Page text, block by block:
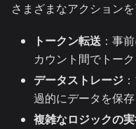
さまざまなアクション
トークン転送 ：事
カウント間でトー
データストレージ
過的にデータを保存
複雑なロジックの